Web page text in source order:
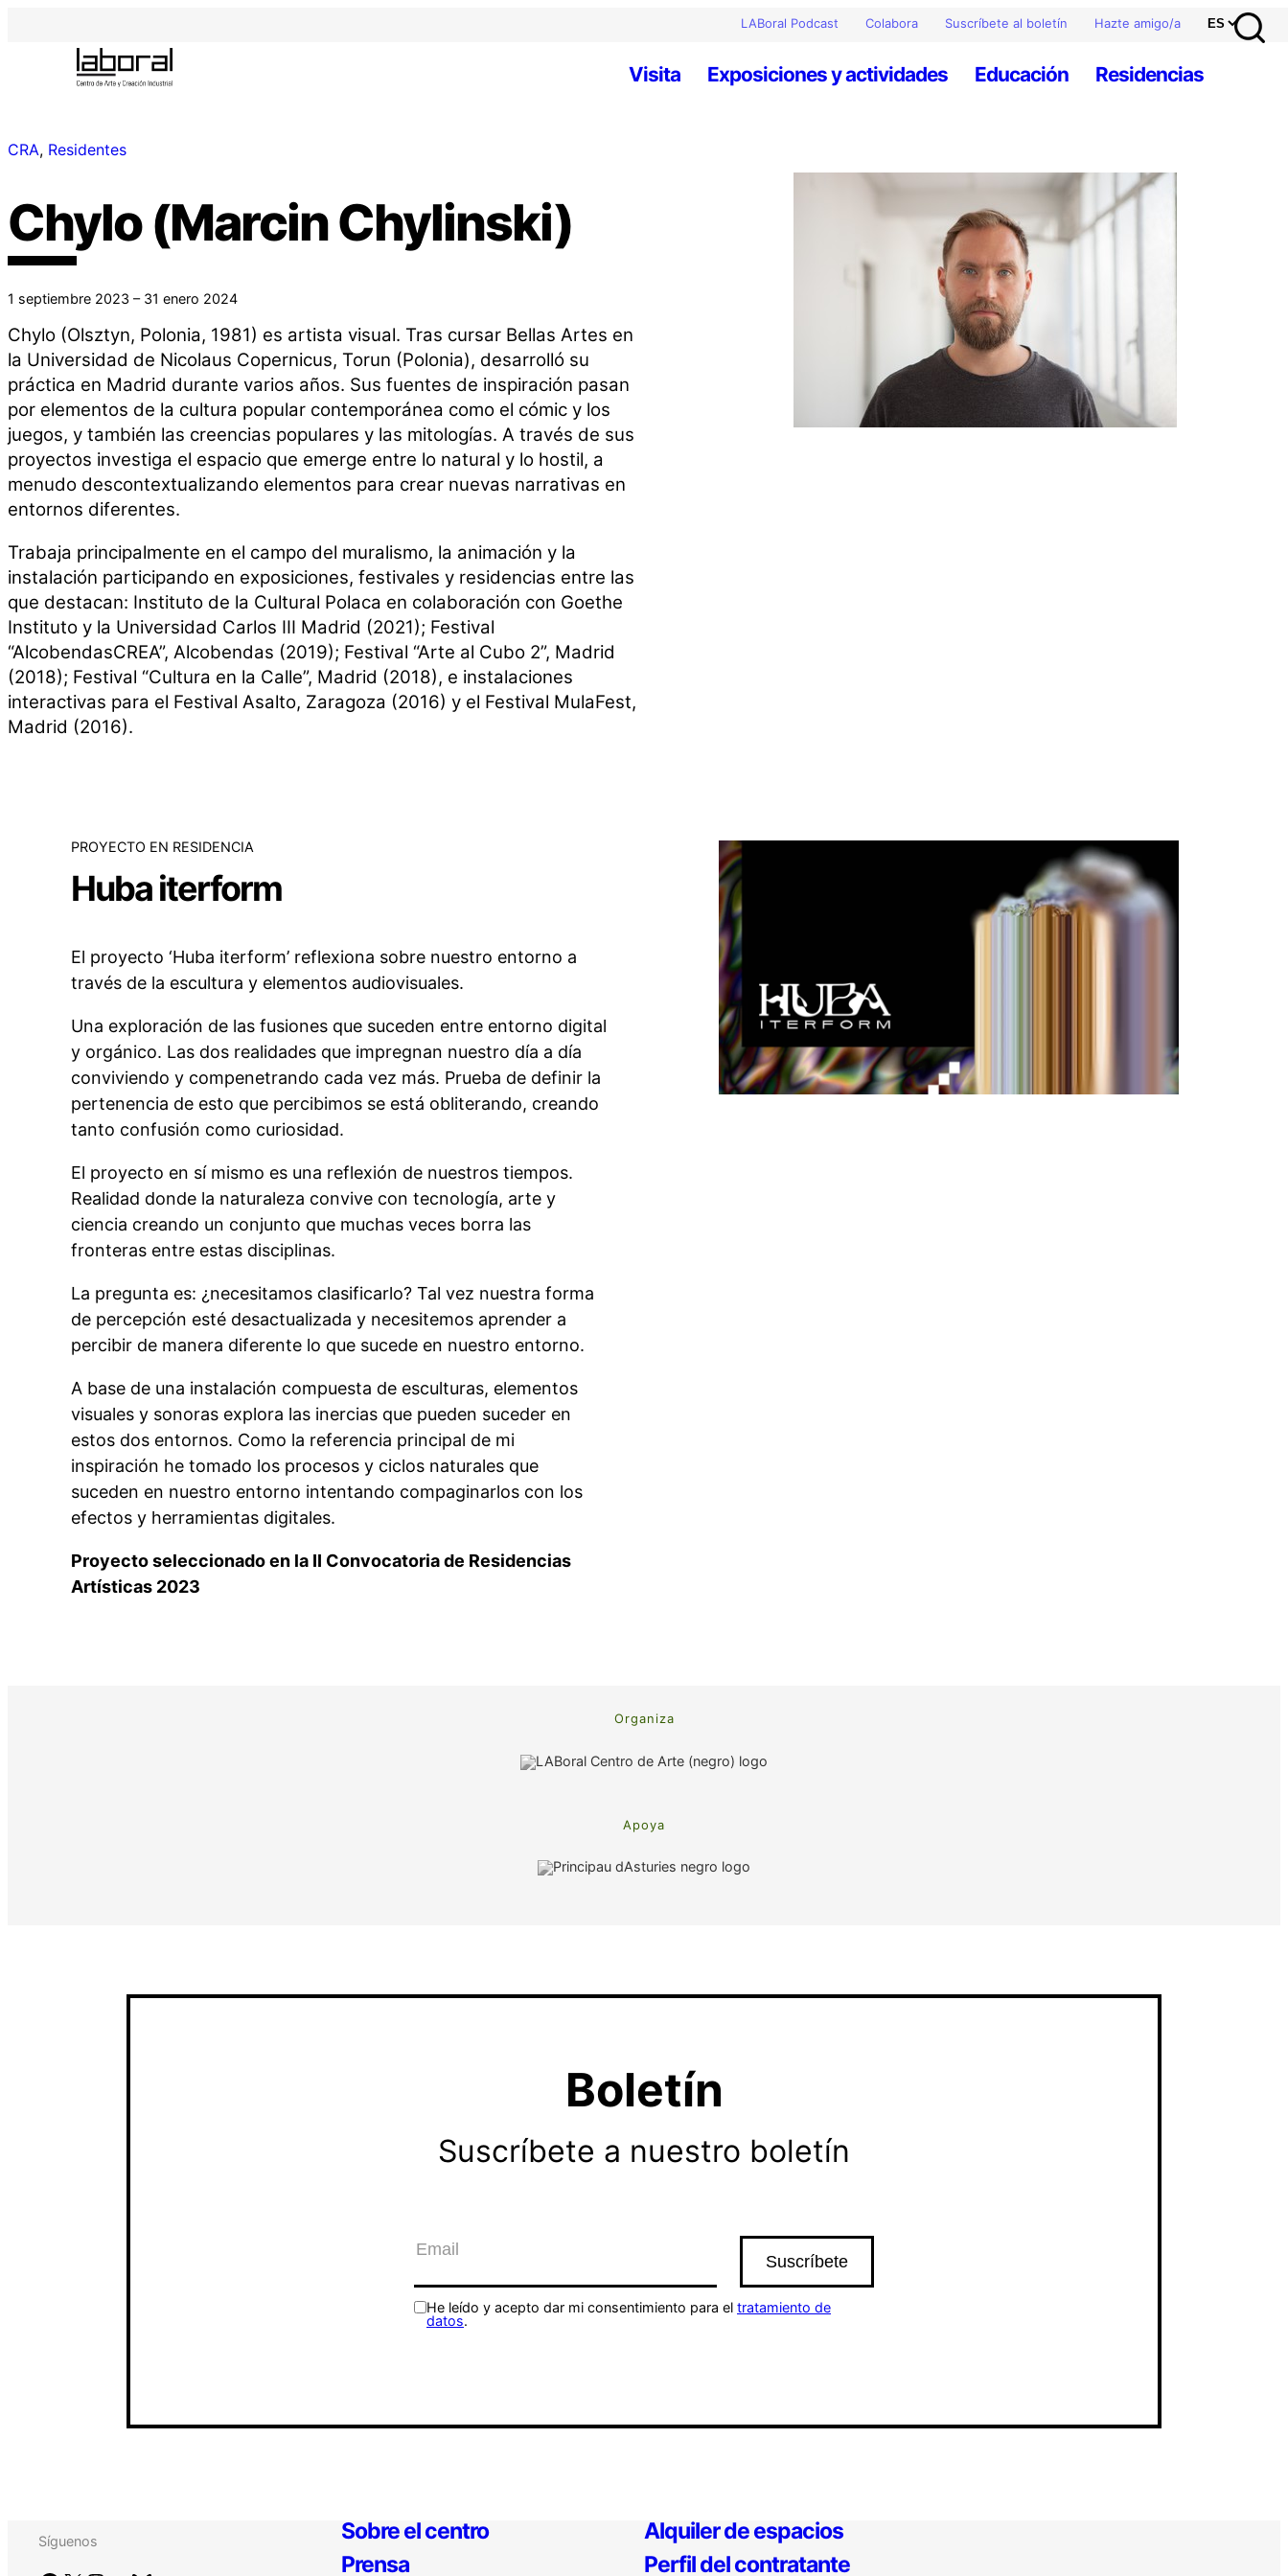
LABoral Podcast Colabora Suscríbete al boletín Hazte amigo/a
Visita Exposiciones y actividades Educación Residencias
CRA, Residentes
Chylo (Marcin Chylinski)
1 septiembre 2023 – 31 enero 2024
Chylo (Olsztyn, Polonia, 1981) es artista visual. Tras cursar Bellas Artes en
la Universidad de Nicolaus Copernicus, Torun (Polonia), desarrolló su
práctica en Madrid durante varios años. Sus fuentes de inspiración pasan
por elementos de la cultura popular contemporánea como el cómic y los
juegos, y también las creencias populares y las mitologías. A través de sus
proyectos investiga el espacio que emerge entre lo natural y lo hostil, a
menudo descontextualizando elementos para crear nuevas narrativas en
entornos diferentes.
Trabaja principalmente en el campo del muralismo, la animación y la
instalación participando en exposiciones, festivales y residencias entre las
que destacan: Instituto de la Cultural Polaca en colaboración con Goethe
Instituto y la Universidad Carlos III Madrid (2021); Festival
“AlcobendasCREA”, Alcobendas (2019); Festival “Arte al Cubo 2”, Madrid
(2018); Festival “Cultura en la Calle”, Madrid (2018), e instalaciones
interactivas para el Festival Asalto, Zaragoza (2016) y el Festival MulaFest,
Madrid (2016).
PROYECTO EN RESIDENCIA
Huba iterform
El proyecto ‘Huba iterform’ reflexiona sobre nuestro entorno a
través de la escultura y elementos audiovisuales.
Una exploración de las fusiones que suceden entre entorno digital
y orgánico. Las dos realidades que impregnan nuestro día a día
conviviendo y compenetrando cada vez más. Prueba de definir la
pertenencia de esto que percibimos se está obliterando, creando
tanto confusión como curiosidad.
El proyecto en sí mismo es una reflexión de nuestros tiempos.
Realidad donde la naturaleza convive con tecnología, arte y
ciencia creando un conjunto que muchas veces borra las
fronteras entre estas disciplinas.
La pregunta es: ¿necesitamos clasificarlo? Tal vez nuestra forma
de percepción esté desactualizada y necesitemos aprender a
percibir de manera diferente lo que sucede en nuestro entorno.
A base de una instalación compuesta de esculturas, elementos
visuales y sonoras explora las inercias que pueden suceder en
estos dos entornos. Como la referencia principal de mi
inspiración he tomado los procesos y ciclos naturales que
suceden en nuestro entorno intentando compaginarlos con los
efectos y herramientas digitales.
Proyecto seleccionado en la II Convocatoria de Residencias
Artísticas 2023
Organiza
Apoya
Boletín
Suscríbete a nuestro boletín
He leído y acepto dar mi consentimiento para el tratamiento de
datos.
Síguenos
Sobre el centro
Prensa
Alquiler de espacios
Perfil del contratante